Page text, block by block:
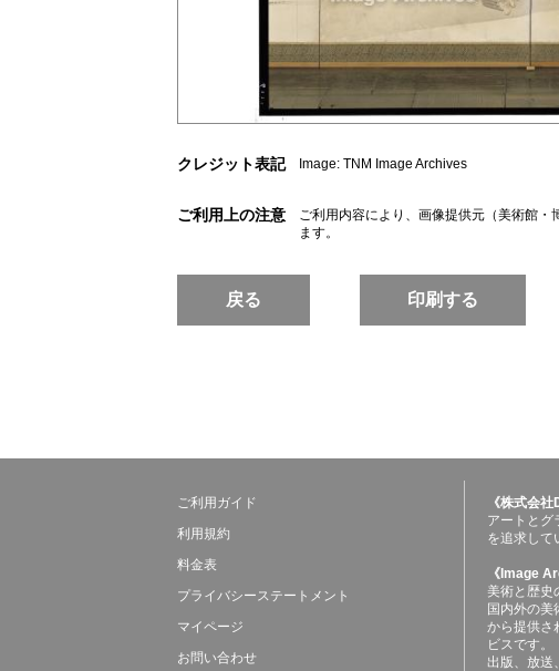
クレジット表記 Image: TNM Image Archives
ご利用上の注意
ご利用内容により、画像提供元（美術館・
ます。
戻る 印刷する
ご利用ガイド
利用規約
料金表
プライバシーステートメント
マイページ
お問い合わせ
《株式会
アートとグ
を追求して
《Image
美術と歴史
国内外の美
から提供さ
ビスです。
出版、放送